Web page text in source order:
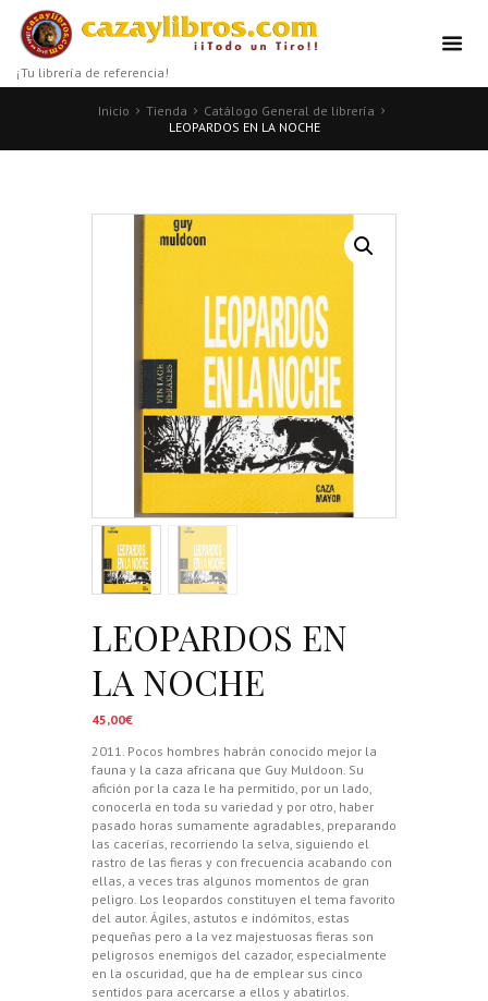
¡Tu librería de referencia!
Inicio Tienda
Catálogo General de librería
LEOPARDOS EN LA NOCHE
LEOPARDOS EN
LA NOCHE
45,00€
2011. Pocos hombres habrán conocido mejor la
fauna y la caza africana que Guy Muldoon. Su
afición por la caza le ha permitido, por un lado,
conocerla en toda su variedad y por otro, haber
pasado horas sumamente agradables, preparando
las cacerías, recorriendo la selva, siguiendo el
rastro de las fieras y con frecuencia acabando con
ellas, a veces tras algunos momentos de gran
peligro. Los leopardos constituyen el tema favorito
del autor. Ágiles, astutos e indómitos, estas
pequeñas pero a la vez majestuosas fieras son
peligrosos enemigos del cazador, especialmente
en la oscuridad, que ha de emplear sus cinco
sentidos para acercarse a ellos y abatirlos.